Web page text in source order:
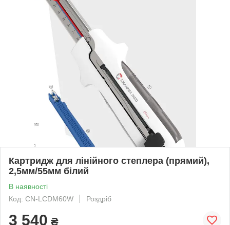
Картридж для лінійного степлера (прямий),
2,5мм/55мм білий
В наявності
Код: CN-LCDM60W
Роздріб
3 540 ₴